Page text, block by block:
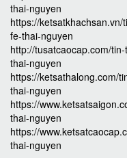
thai-nguyen
https://
fe-thai-nguyen
http://tusatcaocap.com/
thai-nguyen
https://ketsathalong.com/
thai-nguyen
https://
thai-nguyen
https://
thai-nguyen